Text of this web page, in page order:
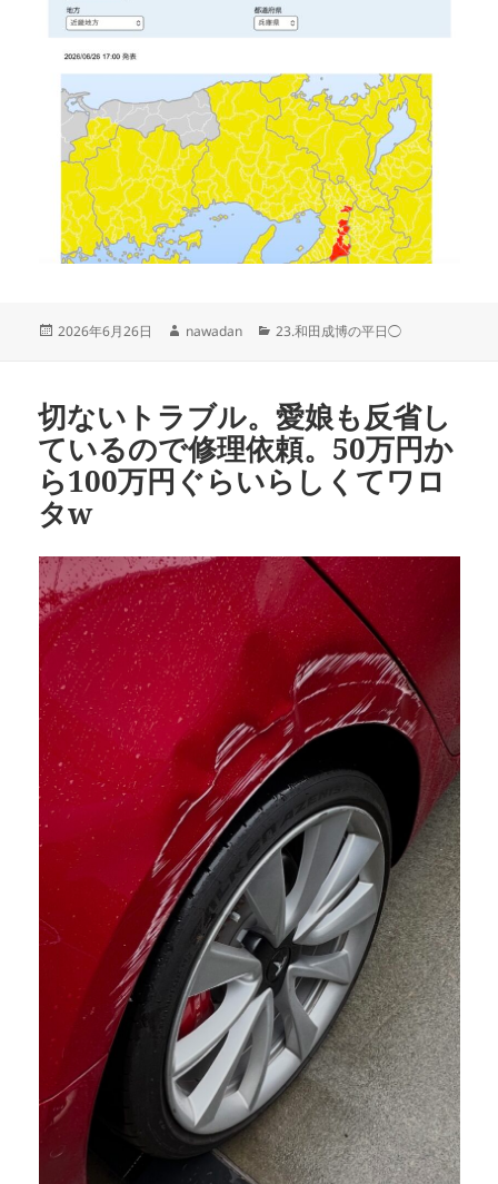
投
2026年6月26日
作
nawadan
カ
ー
23.和田成博の平日◯
切ないトラブル。愛娘も反省し
ているので修理依頼。50万円か
ら100万円ぐらいらしくてワロ
タw